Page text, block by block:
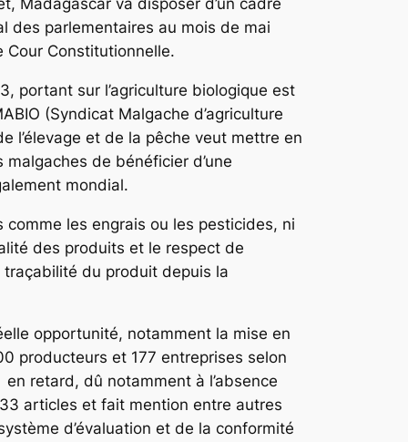
des parlementaires au mois de mai
Constitutionnelle.
portant sur l’agriculture biologique est
(Syndicat Malgache d’agriculture
l’élevage et de la pêche veut mettre en
de bénéficier d’une
mondial.
comme les engrais ou les pesticides, ni
des produits et le respect de
du produit depuis la
opportunité, notamment la mise en
producteurs et 177 entreprises selon
retard, dû notamment à l’absence
articles et fait mention entre autres
d’évaluation et de la conformité